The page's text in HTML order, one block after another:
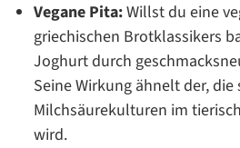
Vegane Pita:Willst du eine
griechischen Brotklassikers
Joghurt durch
Seine Wirkung ähnelt der,
Milchsäurekulturen im
wird.